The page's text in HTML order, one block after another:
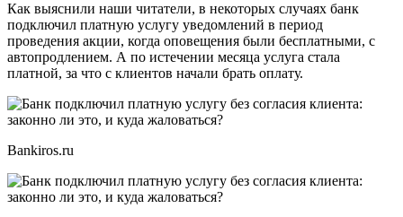
Как выяснили наши читатели, в некоторых случаях банк
подключил платную услугу уведомлений в период
проведения акции, когда оповещения были бесплатными, с
автопродлением. А по истечении месяца услуга стала
платной, за что с клиентов начали брать оплату.
Bankiros.ru